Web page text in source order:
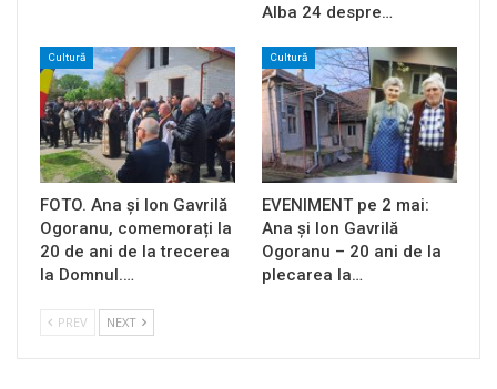
Alba 24 despre…
Cultură
FOTO. Ana și Ion Gavrilă
Ogoranu, comemorați la
20 de ani de la trecerea
la Domnul.…
Cultură
EVENIMENT pe 2 mai:
Ana și Ion Gavrilă
Ogoranu – 20 ani de la
plecarea la…
PREV NEXT